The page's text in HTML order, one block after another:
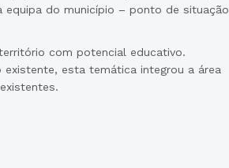
equipa do município – ponto de situação
com potencial educativo.
esta temática integrou a área